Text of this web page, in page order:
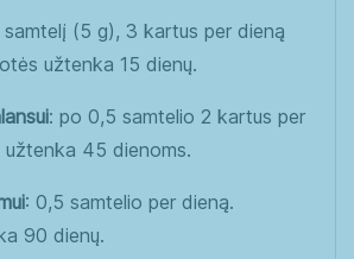
samtelį (5 g), 3 kartus per dieną
užtenka 15 dienų.
: po 0,5 samtelio 2 kartus per
45 dienoms.
: 0,5 samtelio per dieną.
90 dienų.